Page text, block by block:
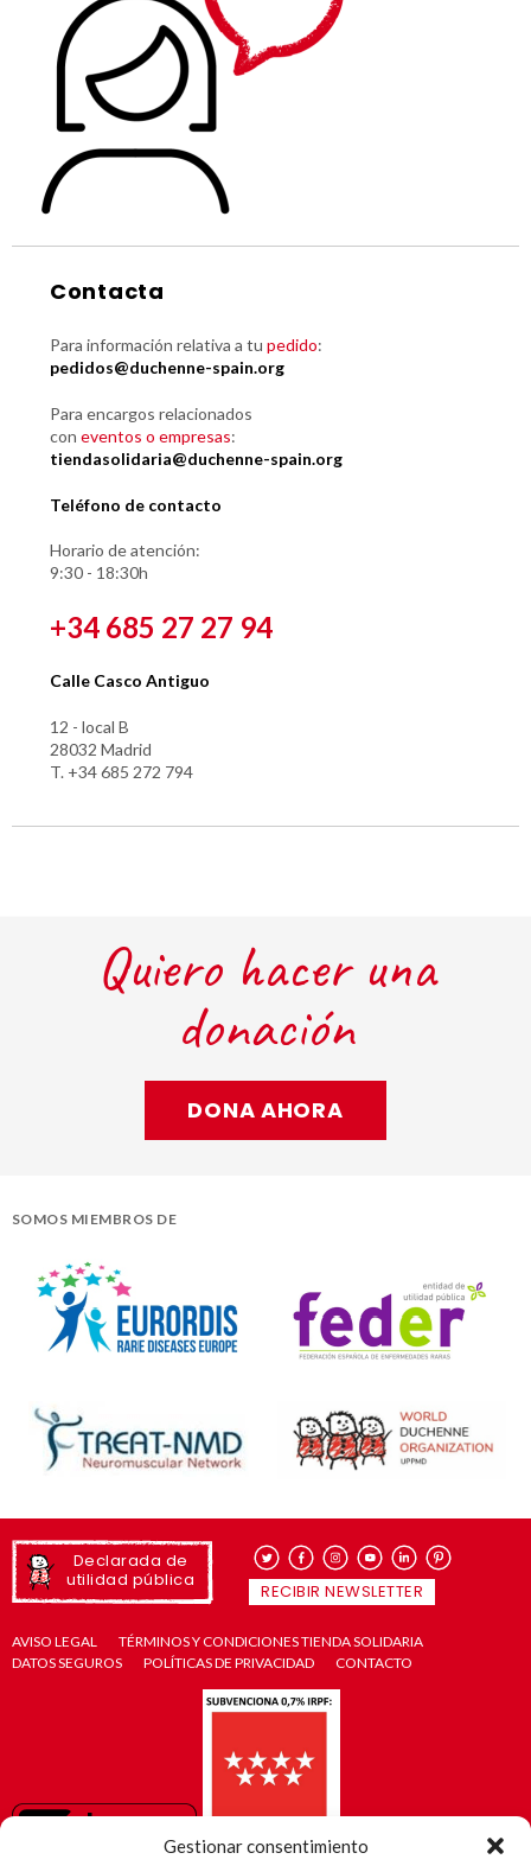
Gestionar consentimiento
Contacta
Para información relativa a tu pedido:
pedidos@duchenne-spain.org
Para encargos relacionados
con eventos o empresas:
tiendasolidaria@duchenne-spain.org
Teléfono de contacto
Horario de atención:
9:30 - 18:30h
+34 685 27 27 94
Calle Casco Antiguo
12 - local B
28032 Madrid
T. +34 685 272 794
Quiero hacer una
donación
DONA AHORA
SOMOS MIEMBROS DE
Declarada de
utilidad pública
RECIBIR NEWSLETTER
AVISO LEGAL
TÉRMINOS Y CONDICIONES TIENDA SOLIDARIA
DATOS SEGUROS
POLÍTICAS DE PRIVACIDAD CONTACTO